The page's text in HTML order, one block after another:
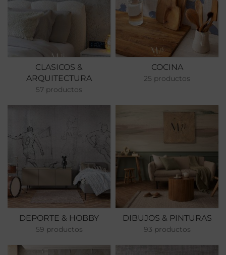
CLASICOS &
ARQUITECTURA
57 productos
COCINA
25 productos
DEPORTE & HOBBY
59 productos
DIBUJOS & PINTURAS
93 productos